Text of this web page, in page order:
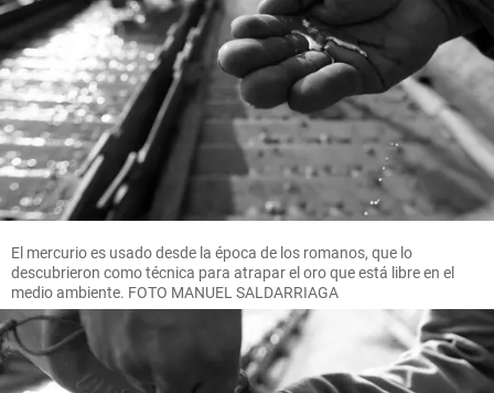
El mercurio es usado desde la época de los romanos, que lo
descubrieron como técnica para atrapar el oro que está libre en el
medio ambiente. FOTO MANUEL SALDARRIAGA